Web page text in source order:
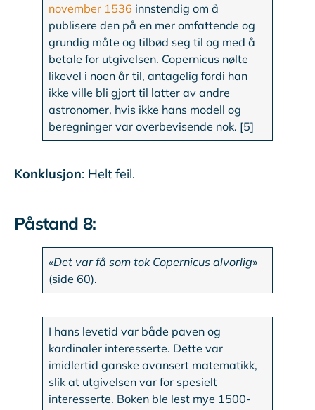
november 1536 innstendig om å
publisere den på en mer omfattende og
grundig måte og tilbød seg til og med å
betale for utgivelsen. Copernicus nølte
likevel i noen år til, antagelig fordi han
ikke ville bli gjort til latter av andre
astronomer, hvis ikke hans modell og
beregninger var overbevisende nok. [5]
Konklusjon: Helt feil.
Påstand 8:
«Det var få som tok Copernicus alvorlig»
(side 60).
I hans levetid var både paven og
kardinaler interesserte. Dette var
imidlertid ganske avansert matematikk,
slik at utgivelsen var for spesielt
interesserte. Boken ble lest mye 1500-